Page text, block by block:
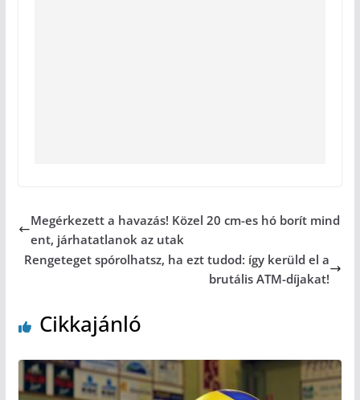
Megérkezett a havazás! Közel 20 cm-es hó borít mind
ent, járhatatlanok az utak
Rengeteget spórolhatsz, ha ezt tudod: így kerüld el a
brutális ATM-díjakat!
Cikkajánló